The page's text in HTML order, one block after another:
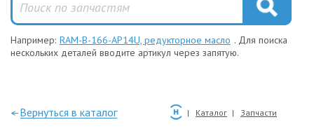
Например: RAM-B-166-AP14U, редукторное масло . Для поиска
нескольких деталей вводите артикул через запятую.
—Вернуться в каталог Каталог Запчасти